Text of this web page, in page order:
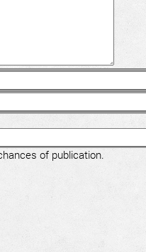
of publication.